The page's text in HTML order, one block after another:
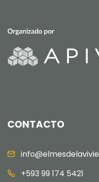
CONTACTO
+593 99 174 5421